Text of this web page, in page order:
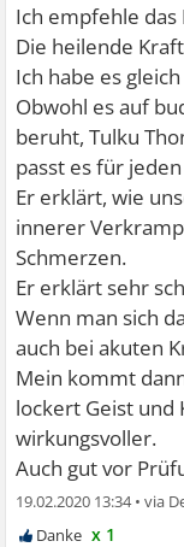
Ich empfehle das
Die heilende
Ich habe es
Obwohl es auf
beruht, Tulku
passt es für
Er erklärt, wie
innerer
Schmerzen.
Er erklärt sehr
Wenn man sich
auch bei akuten
Mein kommt
lockert Geist und
wirkungsvoller.
Auch gut vor
19.02.2020 13:34•
x 1